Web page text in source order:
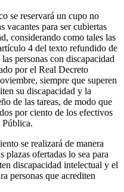
se reservará un cupo no
vacantes para ser cubiertas
considerando como tales las
4 del texto refundido de
personas con discapacidad
por el Real Decreto
siempre que superen
su discapacidad y la
de las tareas, de modo que
por ciento de los efectivos
Pública.
se realizará de manera
plazas ofertadas lo sea para
discapacidad intelectual y el
personas que acrediten